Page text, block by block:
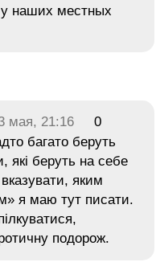
наших местных
мая, 21:16
0
багато беруть
які беруть на себе
яким
я маю тут писати.
подорож.